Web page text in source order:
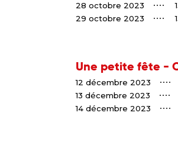
28 octobre 2023
29 octobre 2023
Une petite fête -
12 décembre 2023
13 décembre 2023
14 décembre 2023